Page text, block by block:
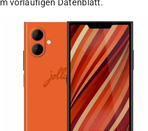
vorläufigen Datenblatt.